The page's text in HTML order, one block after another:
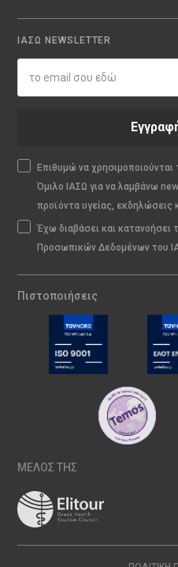
ΙΑΣΩ NEWSLETTER
Επιθυμώ να
Όμιλο ΙΑΣΩ για να λαμβάνω
προϊόντα υγείας, εκδηλώσεις
Έχω διαβάσει και κατανοήσει
Προσωπικών Δεδομένων του
Πιστοποιήσεις
ΜΕΛΟΣ ΤΗΣ